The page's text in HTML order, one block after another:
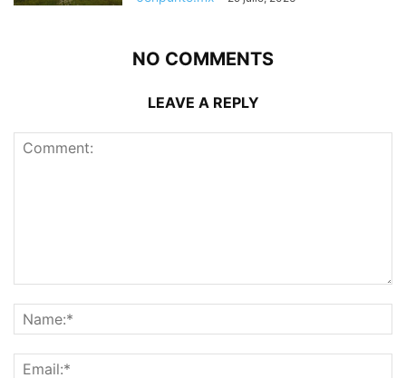
NO COMMENTS
LEAVE A REPLY